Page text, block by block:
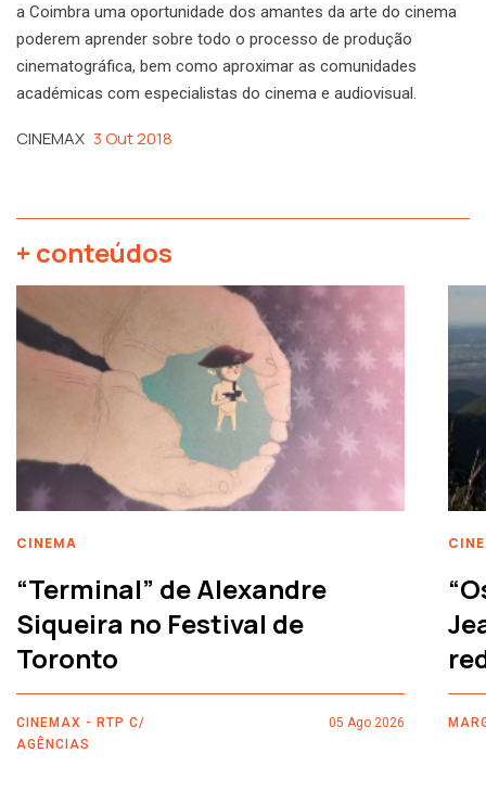
a Coimbra uma oportunidade dos amantes da arte do cinema
poderem aprender sobre todo o processo de produção
cinematográfica, bem como aproximar as comunidades
académicas com especialistas do cinema e audiovisual.
CINEMAX 3 Out 2018
+ conteúdos
CINEMA
“Terminal” de Alexandre
Siqueira no Festival de
Toronto
CINEMAX - RTP C/
AGÊNCIAS
05 Ago 2026